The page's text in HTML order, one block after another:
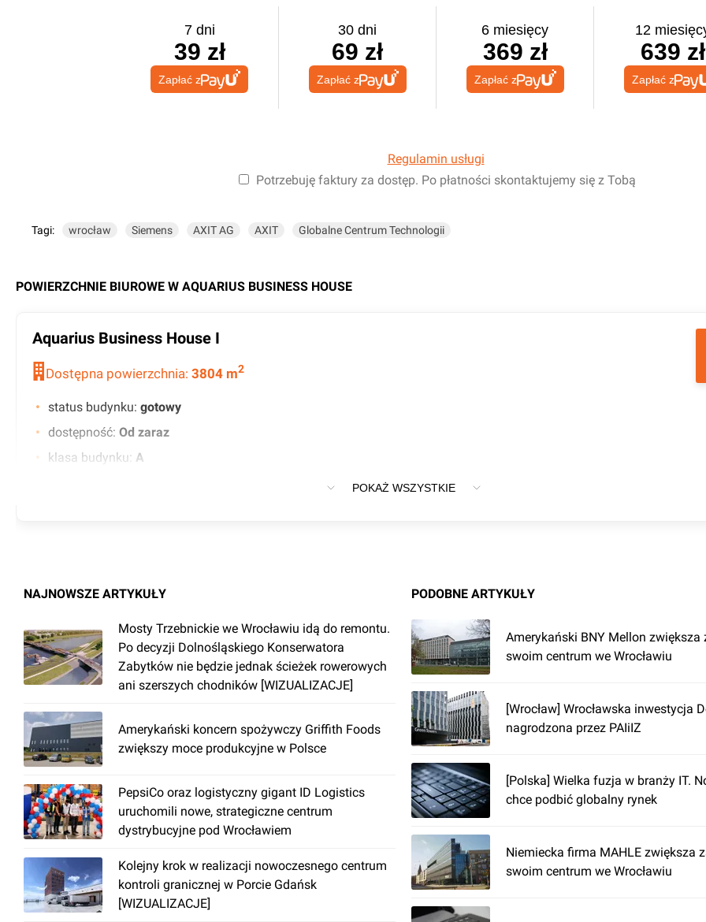
7 dni
39 zł
Zapłać z
30 dni
69 zł
Zapłać z
6 miesięcy
369 zł
Zapłać z
12
639 zł
Zapłać z
Regulamin usługi
Potrzebuję faktury za dostęp. Po płatności skontaktujemy się z Tobą
Tagi: wrocław Siemens AXIT AG AXIT Globalne Centrum Technologii
POWIERZCHNIE BIUROWE W AQUARIUS BUSINESS HOUSE
Aquarius Business House I
Dostępna powierzchnia: 3804 m2
status budynku: gotowy
dostępność: Od zaraz
klasa budynku: A
klimatyzacja
BMS
sieć komputerowa
światłowód
monitoring
otwierane okna
podłoga techniczna
recepcja
ochrona
czujniki dymu
podwieszany sufit
przewody telekomunikacyjne
POKAŻ WSZYSTKIE
NAJNOWSZE ARTYKUŁY
Mosty Trzebnickie we Wrocławiu idą do remontu.
Po decyzji Dolnośląskiego Konserwatora
Zabytków nie będzie jednak ścieżek rowerowych
ani szerszych chodników [WIZUALIZACJE]
Amerykański koncern spożywczy Griffith Foods
zwiększy moce produkcyjne w Polsce
PepsiCo oraz logistyczny gigant ID Logistics
uruchomili nowe, strategiczne centrum
dystrybucyjne pod Wrocławiem
Kolejny krok w realizacji nowoczesnego centrum
kontroli granicznej w Porcie Gdańsk
[WIZUALIZACJE]
PODOBNE ARTYKUŁY
Amerykański BNY Mellon zwiększa
swoim centrum we Wrocławiu
[Wrocław] Wrocławska inwestycja
nagrodzona przez PAIiIZ
[Polska] Wielka fuzja w branży IT.
chce podbić globalny rynek
Niemiecka firma MAHLE zwiększa
swoim centrum we Wrocławiu